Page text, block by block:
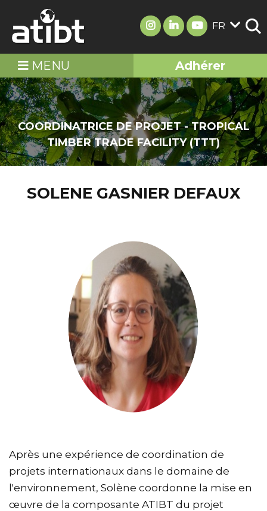
FR
MENU Adhérer
COORDINATRICE DE PROJET - TROPICAL
TIMBER TRADE FACILITY (TTT)
SOLENE GASNIER DEFAUX
Après une expérience de coordination de
projets internationaux dans le domaine de
l'environnement, Solène coordonne la mise en
œuvre de la composante ATIBT du projet